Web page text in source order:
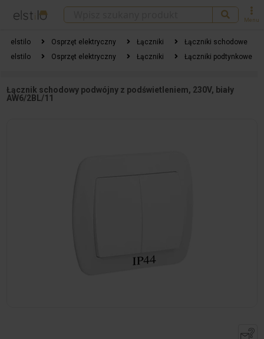
Menu
elstilo Osprzęt elektryczny Łączniki
Łączniki schodowe
elstilo
Osprzęt elektryczny Łączniki Łączniki podtynkowe
Łącznik schodowy podwójny z podświetleniem, 230V, biały
AW6/2BL/11